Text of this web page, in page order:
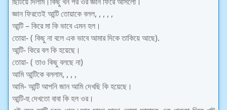
জ্ঞান ফিরতেই আন্টি তোয়াকে বলল, , , , ,
আন্টি – কিরে মা কি ভাবে এমন হল।
তোয়া- ( কিছু না বলে এক ভাবে আমার দিকে তাকিয়ে আছে).
আন্টি- কিরে বল কি হয়েছে।
তোয়া- ( তাও কিছু বলছে না)
আমি আন্টিকে বললাম, , , ,
আমি- আন্টি আপনি জান আমি দেখছি কি হয়েছে।
আন্টি-হু দেখতো বাবা কি হল ওর।